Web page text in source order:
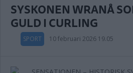
SYSKONEN WRANÅ
GULD I CURLING
SPORT 10 februari 2026 19.05